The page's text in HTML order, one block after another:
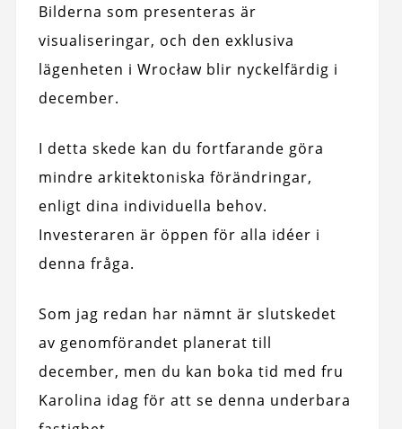
Bilderna som presenteras är
visualiseringar, och den exklusiva
lägenheten i Wrocław blir nyckelfärdig i
december.
I detta skede kan du fortfarande göra
mindre arkitektoniska förändringar,
enligt dina individuella behov.
Investeraren är öppen för alla idéer i
denna fråga.
Som jag redan har nämnt är slutskedet
av genomförandet planerat till
december, men du kan boka tid med fru
Karolina idag för att se denna underbara